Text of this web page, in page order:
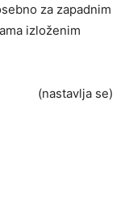
za zapadnim
izloženim
(nastavlja se)